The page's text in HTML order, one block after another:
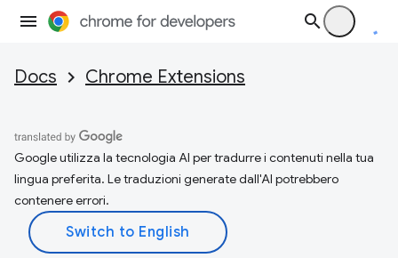
Docs Chrome Extensions
Google utilizza la tecnologia AI per tradurre i contenuti nella tua
lingua preferita. Le traduzioni generate dall'AI potrebbero
contenere errori.